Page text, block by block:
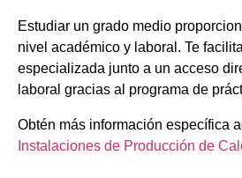
Estudiar un grado medio
nivel académico y laboral. Te
especializada junto a un acceso
laboral gracias al programa de
Obtén más información específica
Instalaciones de Producción de